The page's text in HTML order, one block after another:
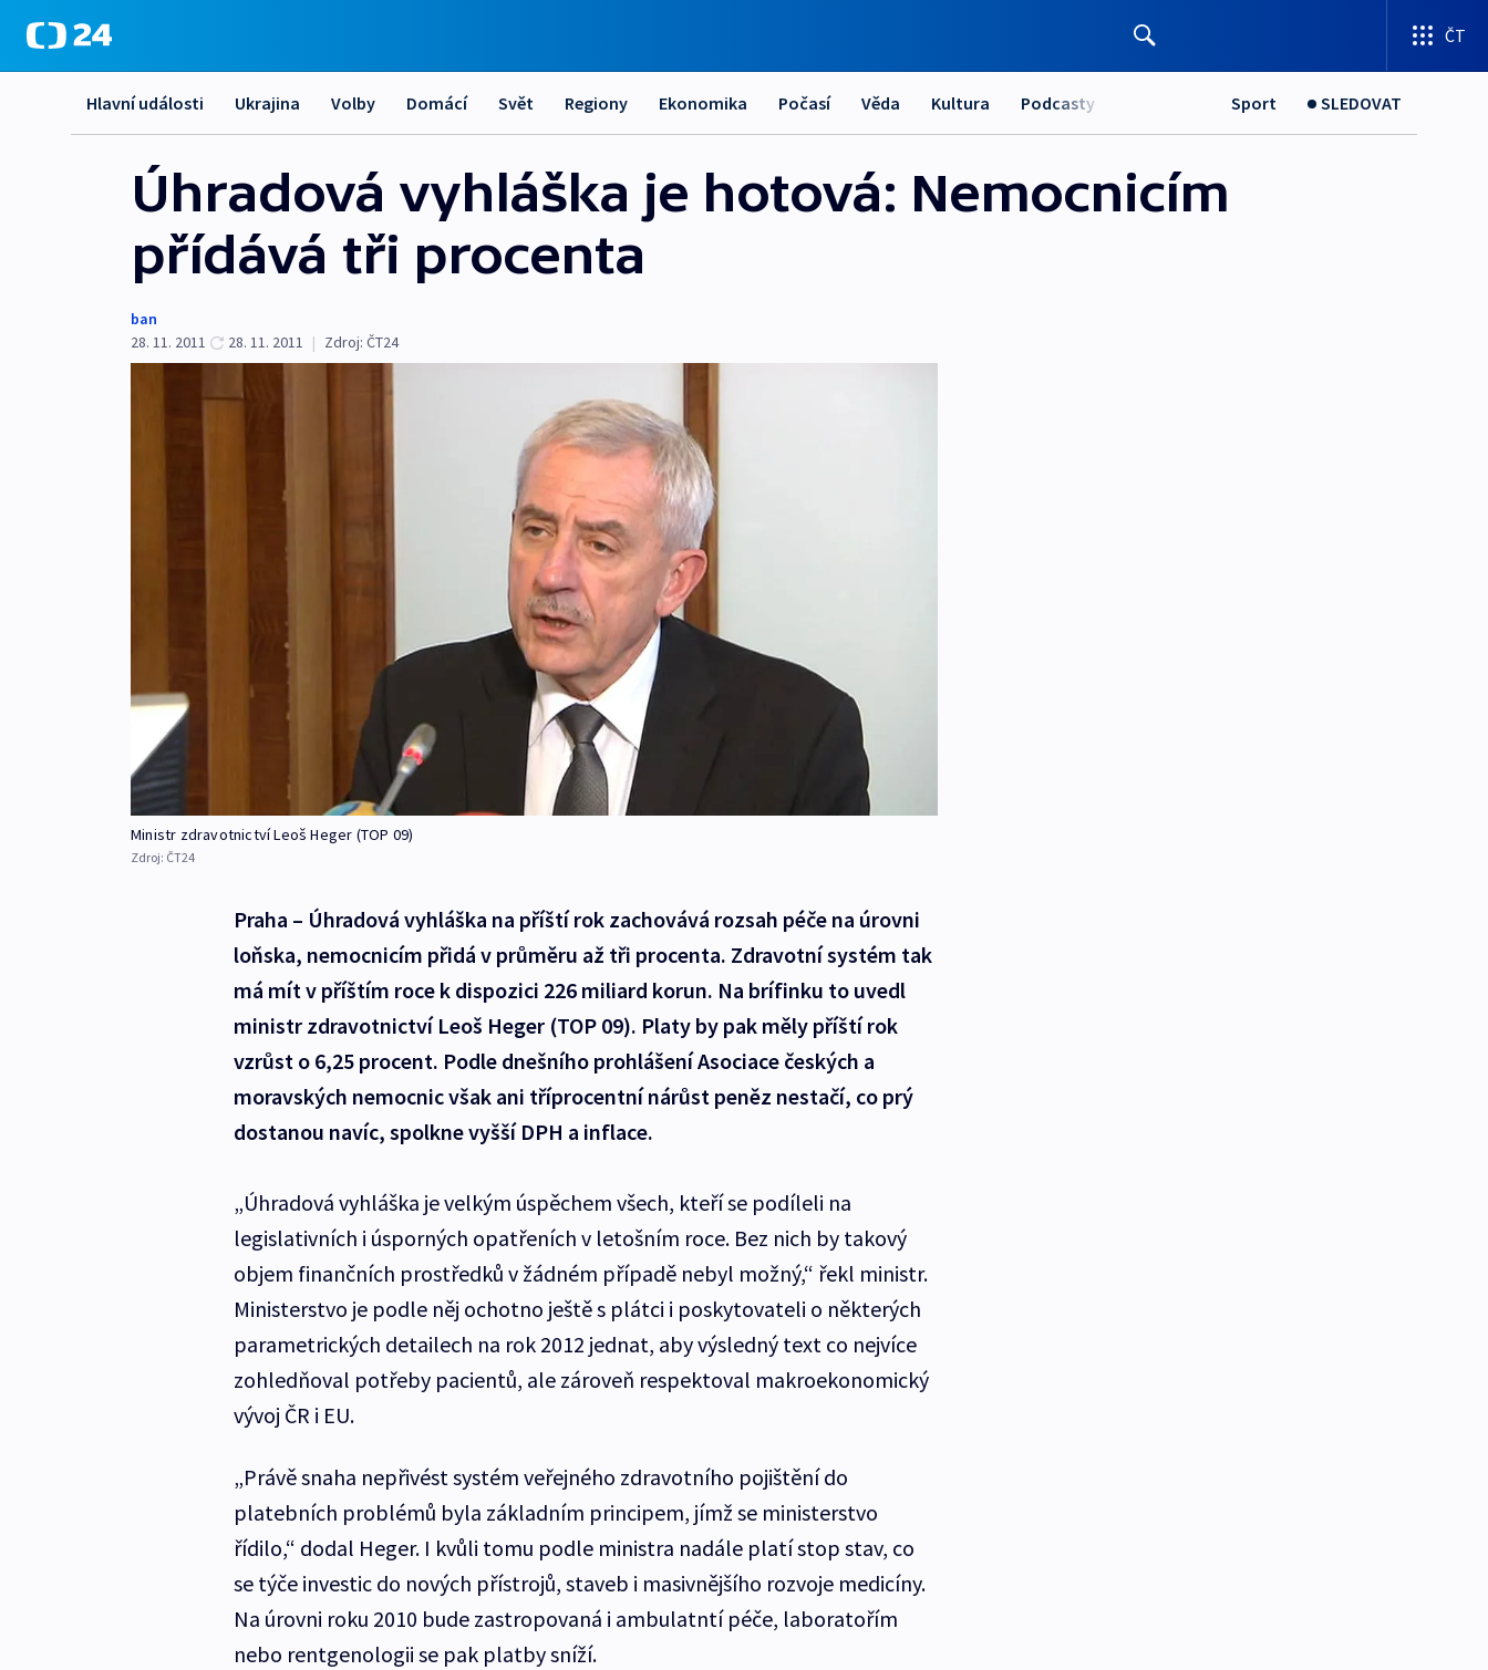
ČT
Hlavní události Ukrajina Volby Domácí Svět Regiony Ekonomika Počasí Věda Kultura Podcasty Sport SLEDOVAT
Úhradová vyhláška je hotová: Nemocnicím
přídává tři procenta
ban
28. 11. 2011
28. 11. 2011 | Zdroj: ČT24
Ministr zdravotnictví Leoš Heger (TOP 09)
Zdroj: ČT24
Praha – Úhradová vyhláška na příští rok zachovává rozsah péče na úrovni
loňska, nemocnicím přidá v průměru až tři procenta. Zdravotní systém tak
má mít v příštím roce k dispozici 226 miliard korun. Na brífinku to uvedl
ministr zdravotnictví Leoš Heger (TOP 09). Platy by pak měly příští rok
vzrůst o 6,25 procent. Podle dnešního prohlášení Asociace českých a
moravských nemocnic však ani tříprocentní nárůst peněz nestačí, co prý
dostanou navíc, spolkne vyšší DPH a inflace.
„Úhradová vyhláška je velkým úspěchem všech, kteří se podíleli na
legislativních i úsporných opatřeních v letošním roce. Bez nich by takový
objem finančních prostředků v žádném případě nebyl možný,“ řekl ministr.
Ministerstvo je podle něj ochotno ještě s plátci i poskytovateli o některých
parametrických detailech na rok 2012 jednat, aby výsledný text co nejvíce
zohledňoval potřeby pacientů, ale zároveň respektoval makroekonomický
vývoj ČR i EU.
„Právě snaha nepřivést systém veřejného zdravotního pojištění do
platebních problémů byla základním principem, jímž se ministerstvo
řídilo,“ dodal Heger. I kvůli tomu podle ministra nadále platí stop stav, co
se týče investic do nových přístrojů, staveb i masivnějšího rozvoje medicíny.
Na úrovni roku 2010 bude zastropovaná i ambulatntí péče, laboratořím
nebo rentgenologii se pak platby sníží.